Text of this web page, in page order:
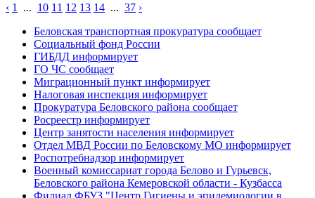
‹ 1 ... 10 11 12 13 14 ... 37 ›
Беловская транспортная прокуратура сообщает
Социальный фонд России
ГИБДД информирует
ГО ЧС сообщает
Миграционный пункт информирует
Налоговая инспекция информирует
Прокуратура Беловского района сообщает
Росреестр информирует
Центр занятости населения информирует
Отдел МВД России по Беловскому МО информирует
Роспотребнадзор информирует
Военный комиссариат города Белово и Гурьевск,
Беловского района Кемеровской области - Кузбасса
Филиал ФБУЗ "Центр Гигиены и эпидемиологии в